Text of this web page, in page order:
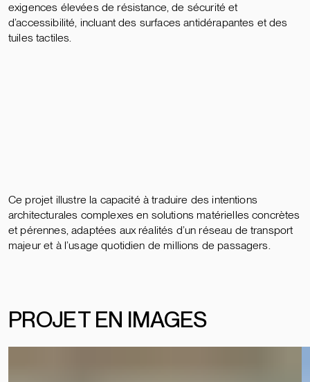
exigences élevées de résistance, de sécurité et
d’accessibilité, incluant des surfaces antidérapantes et des
tuiles tactiles.
Ce projet illustre la capacité à traduire des intentions
architecturales complexes en solutions matérielles concrètes
et pérennes, adaptées aux réalités d’un réseau de transport
majeur et à l’usage quotidien de millions de passagers.
PROJETEN IMAGES